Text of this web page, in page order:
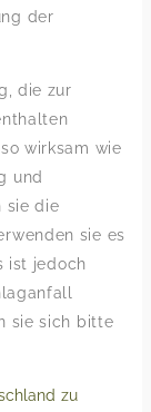
der
die zur
wirksam wie
und
sie die
sie es
ist jedoch
sie sich bitte
zu